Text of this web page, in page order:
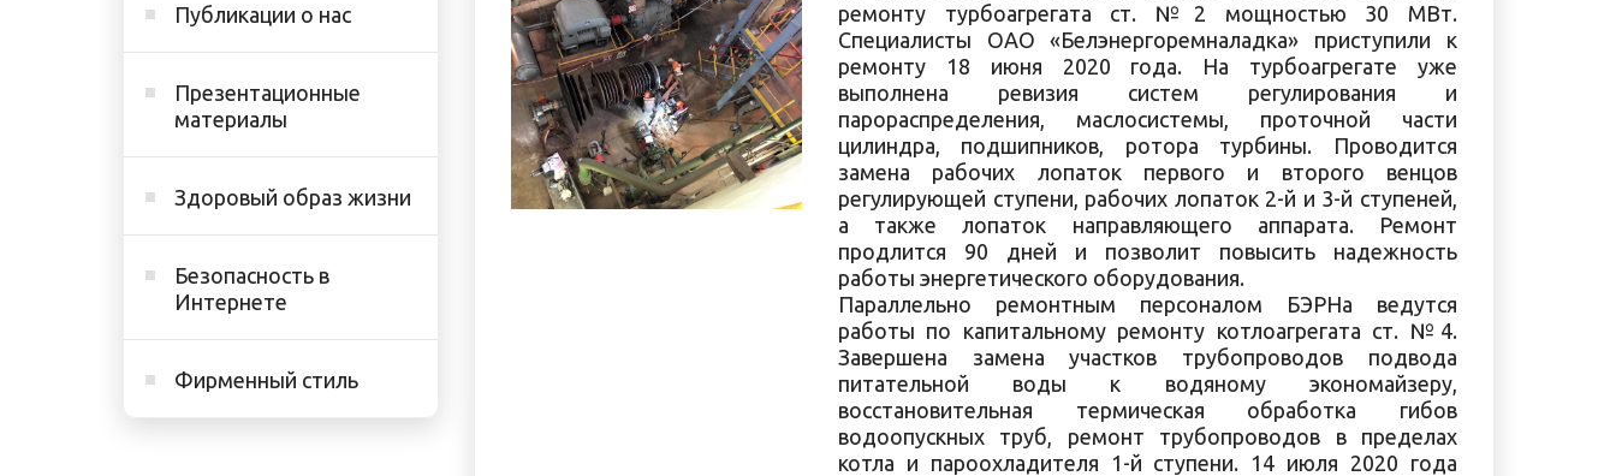
ремонту турбоагрегата ст. №2 мощностью 30 МВт.
Специалисты ОАО «Белэнергоремналадка» приступили к
ремонту 18 июня 2020 года. На турбоагрегате уже
выполнена ревизия систем регулирования и
парораспределения, маслосистемы, проточной части
цилиндра, подшипников, ротора турбины. Проводится
замена рабочих лопаток первого и второго венцов
регулирующей ступени, рабочих лопаток 2-й и 3-й ступеней,
а также лопаток направляющего аппарата. Ремонт
продлится 90 дней и позволит повысить надежность
работы энергетического оборудования.
Параллельно ремонтным персоналом БЭРНа ведутся
работы по капитальному ремонту котлоагрегата ст. №4.
Завершена замена участков трубопроводов подвода
питательной воды к водяному экономайзеру,
восстановительная термическая обработка гибов
водоопускных труб, ремонт трубопроводов в пределах
котла и пароохладителя 1-й ступени. 14 июля 2020 года
Публикации о нас
Презентационные
материалы
Здоровый образ жизни
Безопасность в
Интернете
Фирменный стиль